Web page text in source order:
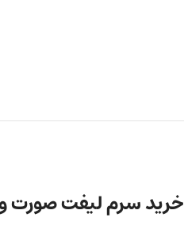
خرید سرم لیفت صورت و